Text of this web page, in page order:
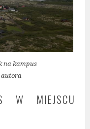
na kampus
autora
W MIEJSCU